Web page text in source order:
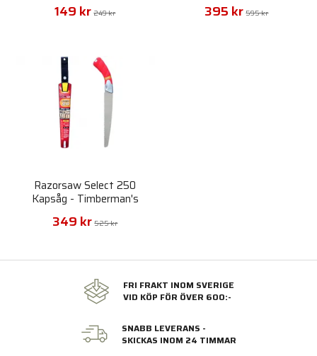
149 kr 249 kr 395 kr 595 kr
Razorsaw Select 250
Kapsåg - Timberman's
349 kr 525 kr
FRI FRAKT INOM SVERIGE
VID KÖP FÖR ÖVER 600:-
SNABB LEVERANS -
SKICKAS INOM 24 TIMMAR